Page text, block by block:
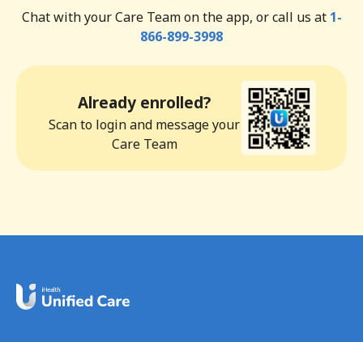
Chat with your Care Team on the app, or call us at 1-
866-899-3998
Already enrolled?
Scan to login and message your
Care Team